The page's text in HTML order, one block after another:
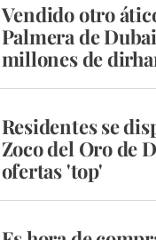
Vendido otro
Palmera de
millones de
Residentes se
Zoco del Oro de
ofertas 'top'